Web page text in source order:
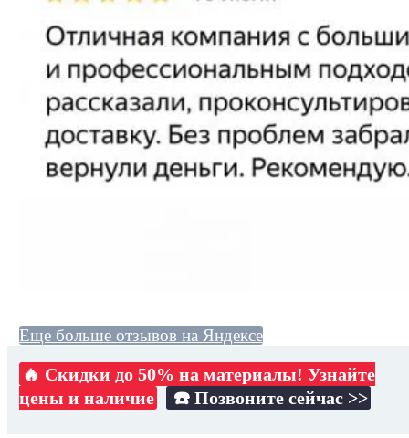
Еще больше отзывов на Яндексе
🔥 Скидки до 50% на материалы! Узнайте
цены и наличие
☎️ Позвоните сейчас >>